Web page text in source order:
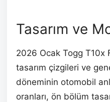
Tasarım ve
2026 Ocak Togg T10x
tasarım çizgileri ve
döneminin otomobil
oranları, ön bölüm